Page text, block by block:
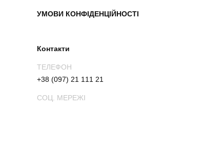
УМОВИ КОНФІДЕНЦІЙНОСТІ
Контакти
ТЕЛЕФОН
+38 (097) 21 111 21
СОЦ. МЕРЕЖІ